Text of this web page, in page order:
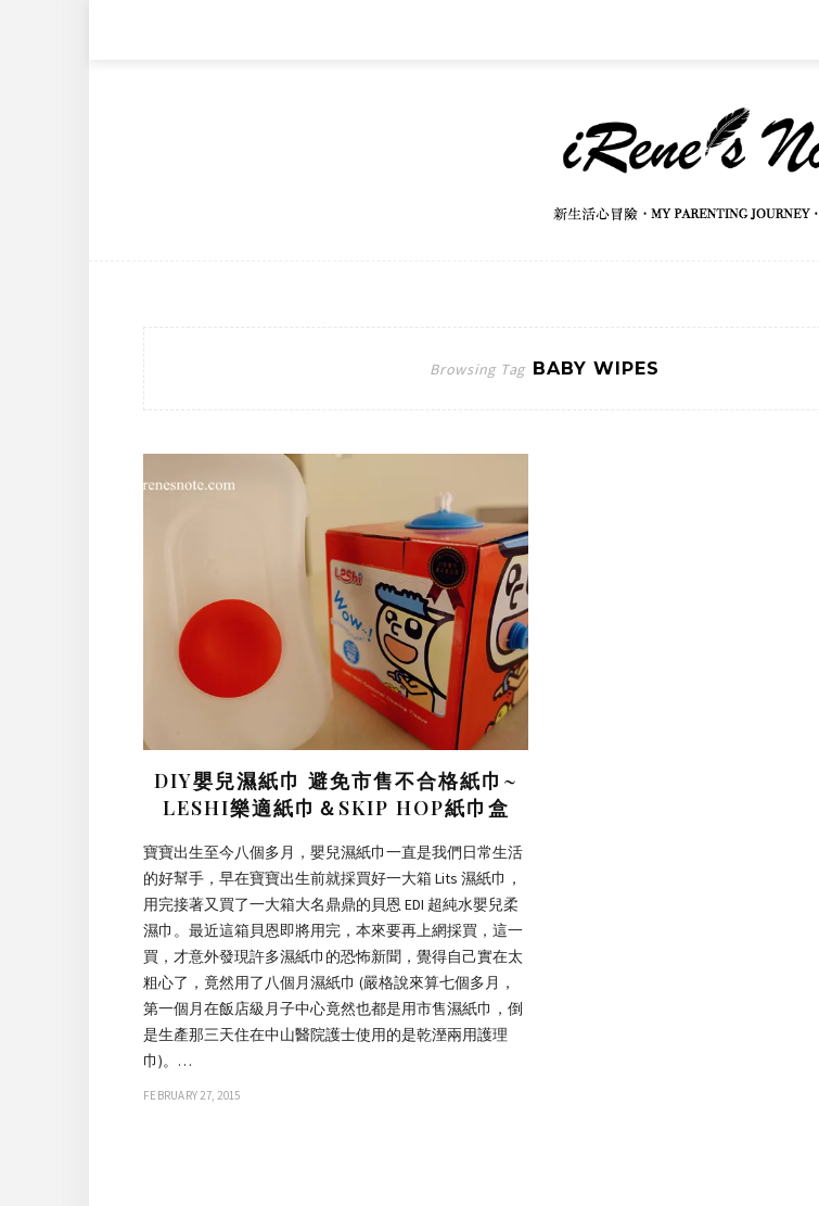
Browsing Tag BABY WIPES
DIY嬰兒濕紙巾 避免市售不合格紙巾~
LESHI樂適紙巾＆SKIP HOP紙巾盒
寶寶出生至今八個多月，嬰兒濕紙巾一直是我們日常生活
的好幫手，早在寶寶出生前就採買好一大箱 Lits 濕紙巾，
用完接著又買了一大箱大名鼎鼎的貝恩 EDI 超純水嬰兒柔
濕巾。最近這箱貝恩即將用完，本來要再上網採買，這一
買，才意外發現許多濕紙巾的恐怖新聞，覺得自己實在太
粗心了，竟然用了八個月濕紙巾 (嚴格說來算七個多月，
第一個月在飯店級月子中心竟然也都是用市售濕紙巾，倒
是生產那三天住在中山醫院護士使用的是乾溼兩用護理
巾)。…
FEBRUARY 27, 2015